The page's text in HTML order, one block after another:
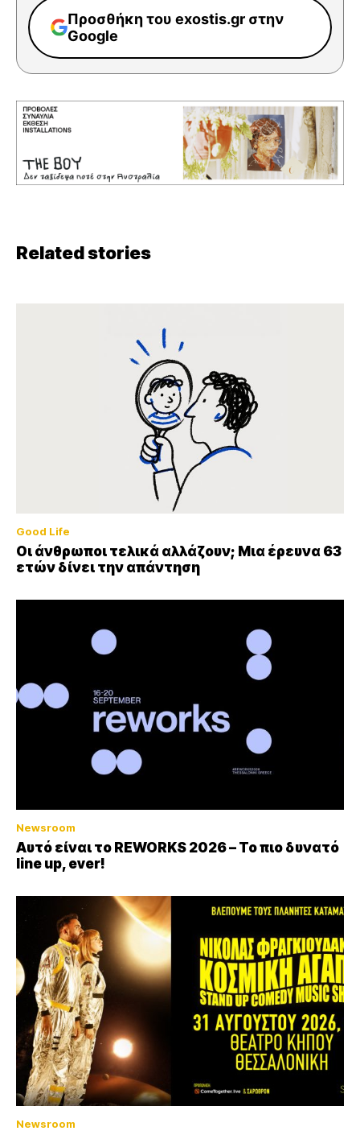
Προσθήκη του exostis.gr στην
Google
Related stories
Good Life
Οι άνθρωποι τελικά αλλάζουν; Μια έρευνα 63
ετών δίνει την απάντηση
Newsroom
Αυτό είναι το REWORKS 2026 – Το πιο δυνατό
line up, ever!
Newsroom